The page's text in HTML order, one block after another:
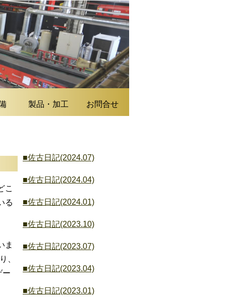
製品・加工 お問合せ
こ
る
ま
、
ー
■佐古日記(2024.07)
■佐古日記(2024.04)
■佐古日記(2024.01)
■佐古日記(2023.10)
■佐古日記(2023.07)
■佐古日記(2023.04)
■佐古日記(2023.01)